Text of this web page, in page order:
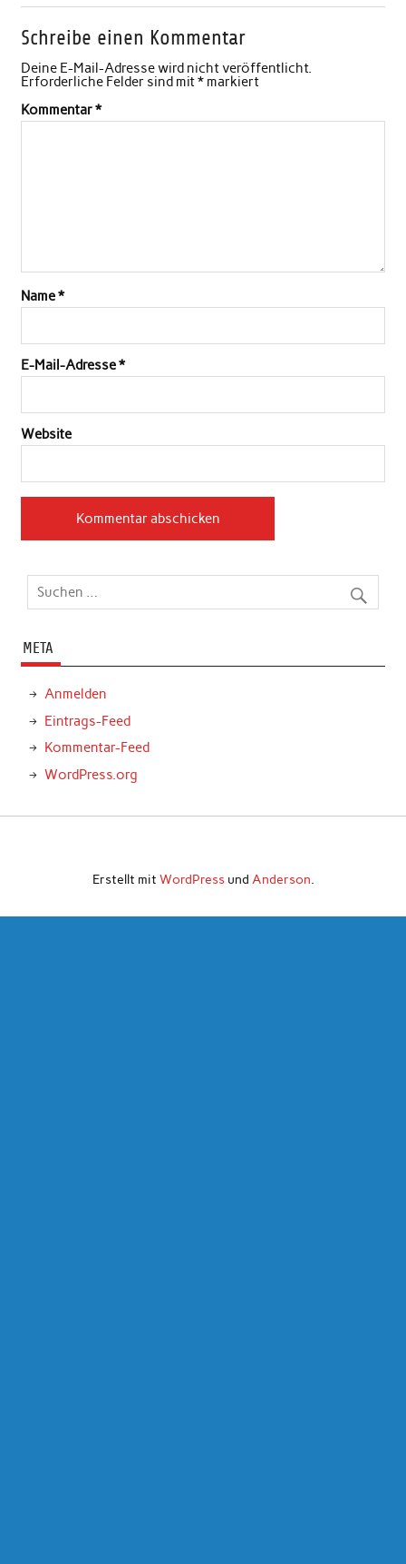
Schreibe einen Kommentar
Deine E-Mail-Adresse wird nicht veröffentlicht.
Erforderliche Felder sind mit*markiert
Kommentar*
Name*
E-Mail-Adresse*
Website
META
Anmelden
Eintrags-Feed
Kommentar-Feed
WordPress.org
Erstellt mit WordPressund Anderson